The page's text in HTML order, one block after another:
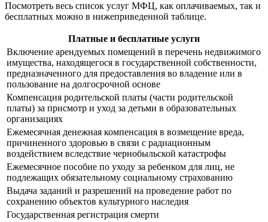
Посмотреть весь список услуг МФЦ, как оплачиваемых, так и
бесплатных можно в нижеприведенной таблице.
Платные и бесплатные услуги
Включение арендуемых помещений в перечень недвижимого
имущества, находящегося в государственной собственности,
предназначенного для предоставления во владение или в
пользование на долгосрочной основе
Компенсация родительской платы (части родительской
платы) за присмотр и уход за детьми в образовательных
организациях
Ежемесячная денежная компенсация в возмещение вреда,
причиненного здоровью в связи с радиационным
воздействием вследствие чернобыльской катастрофы
Ежемесячное пособие по уходу за ребенком для лиц, не
подлежащих обязательному социальному страхованию
Выдача заданий и разрешений на проведение работ по
сохранению объектов культурного наследия
Государственная регистрация смерти